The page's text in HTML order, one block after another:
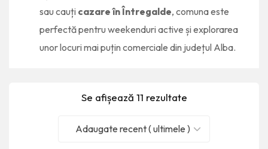
sau cauți cazare în Întregalde, comuna este
perfectă pentru weekenduri active și explorarea
unor locuri mai puțin comerciale din județul Alba.
Se afișează 11 rezultate
Adaugate recent ( ultimele )